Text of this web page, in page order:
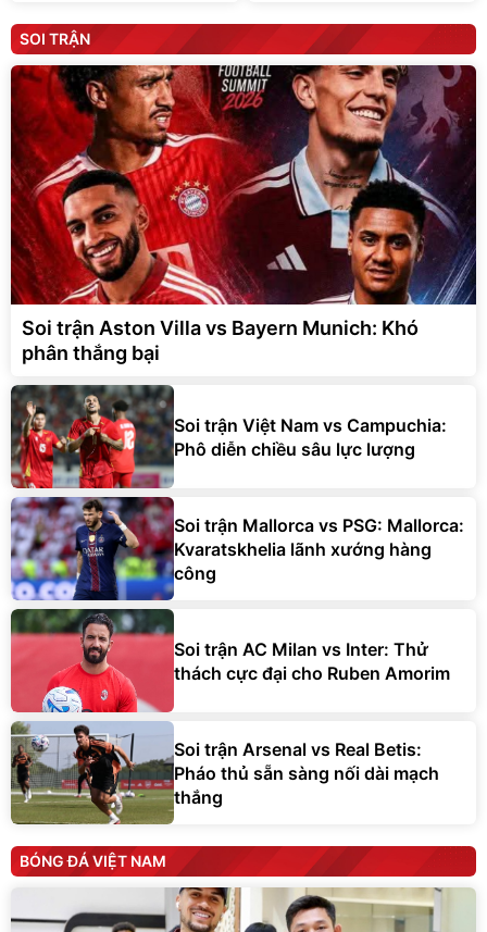
SOI TRẬN
Soi trận Aston Villa vs Bayern Munich: Khó
phân thắng bại
Soi trận Việt Nam vs Campuchia:
Phô diễn chiều sâu lực lượng
Soi trận Mallorca vs PSG: Mallorca:
Kvaratskhelia lãnh xướng hàng
công
Soi trận AC Milan vs Inter: Thử
thách cực đại cho Ruben Amorim
Soi trận Arsenal vs Real Betis:
Pháo thủ sẵn sàng nối dài mạch
thắng
BÓNG ĐÁ VIỆT NAM